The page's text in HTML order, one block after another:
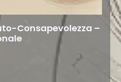
Consapevolezza –